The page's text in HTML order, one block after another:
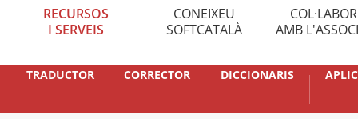
RECURSOS
I SERVEIS
CONEIXEU
SOFTCATALÀ
AMB
TRADUCTOR CORRECTOR DICCIONARIS